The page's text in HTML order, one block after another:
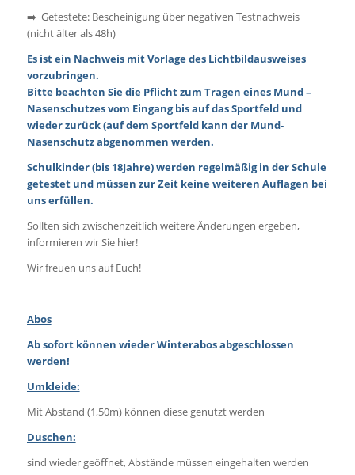
➡️ Getestete: Bescheinigung über negativen Testnachweis
(nicht älter als 48h)
Es ist ein Nachweis mit Vorlage des Lichtbildausweises
vorzubringen.
Bitte beachten Sie die Pflicht zum Tragen eines Mund –
Nasenschutzes vom Eingang bis auf das Sportfeld und
wieder zurück (auf dem Sportfeld kann der Mund-
Nasenschutz abgenommen werden.
Schulkinder (bis 18Jahre) werden regelmäßig in der Schule
getestet und müssen zur Zeit keine weiteren Auflagen bei
uns erfüllen.
Sollten sich zwischenzeitlich weitere Änderungen ergeben,
informieren wir Sie hier!
Wir freuen uns auf Euch!
Abos
Ab sofort können wieder Winterabos abgeschlossen
werden!
Umkleide:
Mit Abstand (1,50m) können diese genutzt werden
Duschen:
sind wieder geöffnet, Abstände müssen eingehalten werden